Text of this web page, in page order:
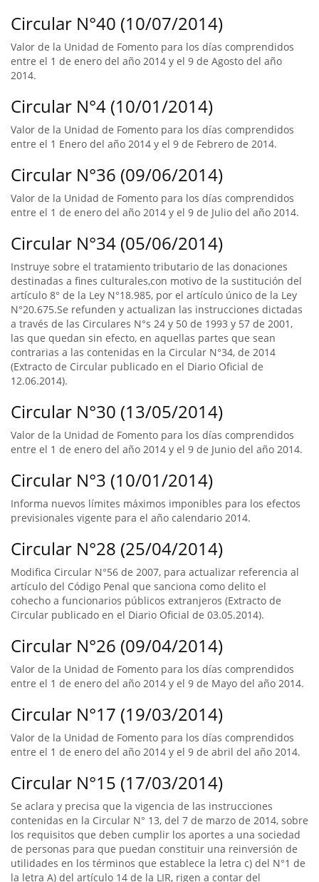
Circular N°40 (10/07/2014)
Valor de la Unidad de Fomento para los días comprendidos
entre el 1 de enero del año 2014 y el 9 de Agosto del año
2014.
Circular N°4 (10/01/2014)
Valor de la Unidad de Fomento para los días comprendidos
entre el 1 Enero del año 2014 y el 9 de Febrero de 2014.
Circular N°36 (09/06/2014)
Valor de la Unidad de Fomento para los días comprendidos
entre el 1 de enero del año 2014 y el 9 de Julio del año 2014.
Circular N°34 (05/06/2014)
Instruye sobre el tratamiento tributario de las donaciones
destinadas a fines culturales,con motivo de la sustitución del
artículo 8° de la Ley N°18.985, por el artículo único de la Ley
N°20.675.Se refunden y actualizan las instrucciones dictadas
a través de las Circulares N°s 24 y 50 de 1993 y 57 de 2001,
las que quedan sin efecto, en aquellas partes que sean
contrarias a las contenidas en la Circular N°34, de 2014
(Extracto de Circular publicado en el Diario Oficial de
12.06.2014).
Circular N°30 (13/05/2014)
Valor de la Unidad de Fomento para los días comprendidos
entre el 1 de enero del año 2014 y el 9 de Junio del año 2014.
Circular N°3 (10/01/2014)
Informa nuevos límites máximos imponibles para los efectos
previsionales vigente para el año calendario 2014.
Circular N°28 (25/04/2014)
Modifica Circular N°56 de 2007, para actualizar referencia al
artículo del Código Penal que sanciona como delito el
cohecho a funcionarios públicos extranjeros (Extracto de
Circular publicado en el Diario Oficial de 03.05.2014).
Circular N°26 (09/04/2014)
Valor de la Unidad de Fomento para los días comprendidos
entre el 1 de enero del año 2014 y el 9 de Mayo del año 2014.
Circular N°17 (19/03/2014)
Valor de la Unidad de Fomento para los días comprendidos
entre el 1 de enero del año 2014 y el 9 de abril del año 2014.
Circular N°15 (17/03/2014)
Se aclara y precisa que la vigencia de las instrucciones
contenidas en la Circular N° 13, del 7 de marzo de 2014, sobre
los requisitos que deben cumplir los aportes a una sociedad
de personas para que puedan constituir una reinversión de
utilidades en los términos que establece la letra c) del N°1 de
la letra A) del artículo 14 de la LIR, rigen a contar del